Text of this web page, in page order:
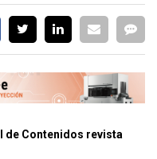
de Contenidos revista